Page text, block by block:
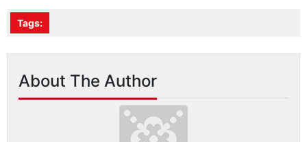
Tags:
About The Author